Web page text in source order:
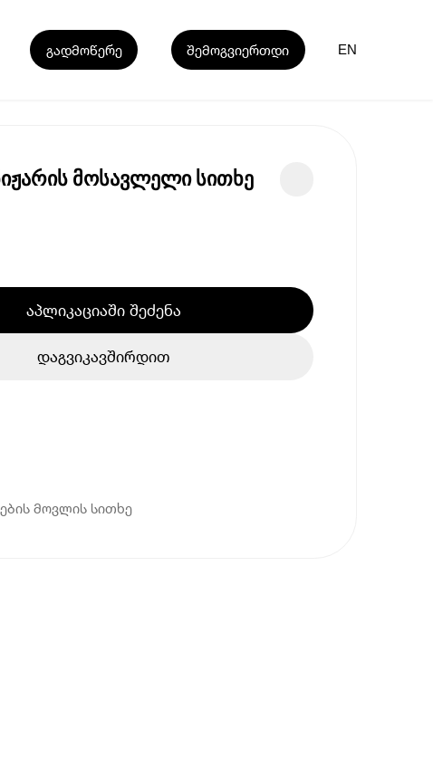
გადმოწერე შემოგვიერთდი EN
მოსავლელი სითხე
აპლიკაციაში შეძენა
დაგვიკავშირდით
მოვლის სითხე